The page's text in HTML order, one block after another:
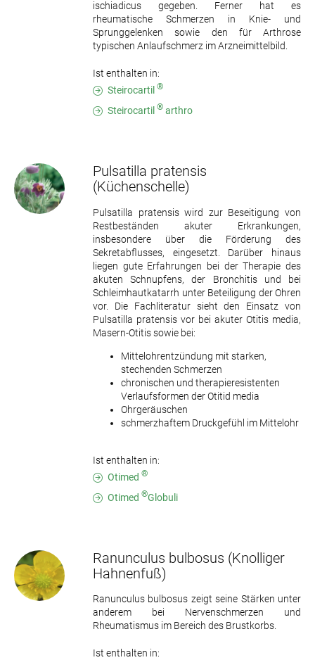
ischiadicus gegeben. Ferner hat es
rheumatische Schmerzen in Knie- und
Sprunggelenken sowie den für Arthrose
typischen Anlaufschmerz im Arzneimittelbild.
Ist enthalten in:
Steirocartil ®
Steirocartil ® arthro
Pulsatilla pratensis
(Küchenschelle)
Pulsatilla pratensis wird zur Beseitigung von
Restbeständen akuter Erkrankungen,
insbesondere über die Förderung des
Sekretabflusses, eingesetzt. Darüber hinaus
liegen gute Erfahrungen bei der Therapie des
akuten Schnupfens, der Bronchitis und bei
Schleimhautkatarrh unter Beteiligung der Ohren
vor. Die Fachliteratur sieht den Einsatz von
Pulsatilla pratensis vor bei akuter Otitis media,
Masern-Otitis sowie bei:
Mittelohrentzündung mit starken,
stechenden Schmerzen
chronischen und therapieresistenten
Verlaufsformen der Otitid media
Ohrgeräuschen
schmerzhaftem Druckgefühl im Mittelohr
Ist enthalten in:
Otimed ®
Otimed ®Globuli
Ranunculus bulbosus (Knolliger
Hahnenfuß)
Ranunculus bulbosus zeigt seine Stärken unter
anderem bei Nervenschmerzen und
Rheumatismus im Bereich des Brustkorbs.
Ist enthalten in: